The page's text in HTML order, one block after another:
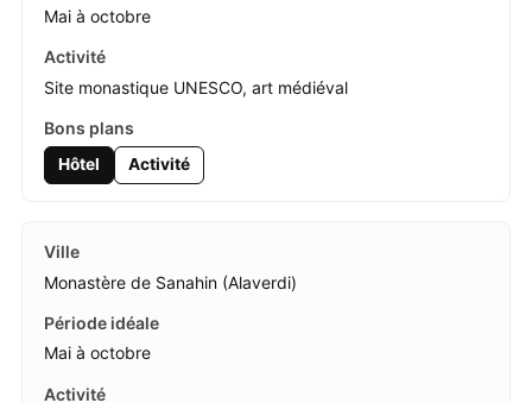
Mai à octobre
Site monastique UNESCO, art médiéval
Hôtel Activité
Monastère de Sanahin (Alaverdi)
Mai à octobre